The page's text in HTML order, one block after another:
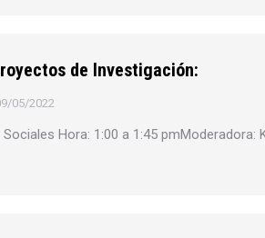
de Investigación:
05/2022
Hora: 1:00 a 1:45 pmModeradora: